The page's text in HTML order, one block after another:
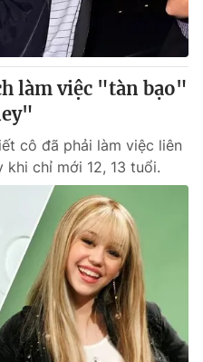
làm việc "tàn bạo"
cô đã phải làm việc liên
chỉ mới 12, 13 tuổi.